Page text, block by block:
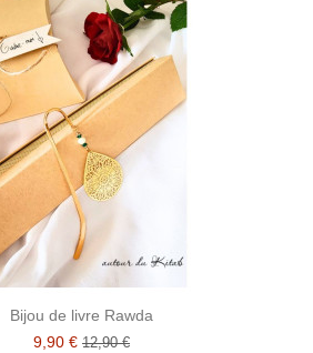
Bijou de livre Rawda
9,90 € 12,90 €